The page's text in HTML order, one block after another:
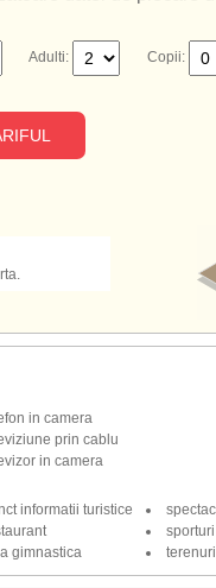
Adulti: Copii:
in camera
prin cablu
in camera
informatii turistice
gimnastica